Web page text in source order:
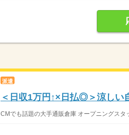
派遣
＜日収1万円↑×日払◎＞涼しい
CMでも話題の大手通販倉庫 オープニングス